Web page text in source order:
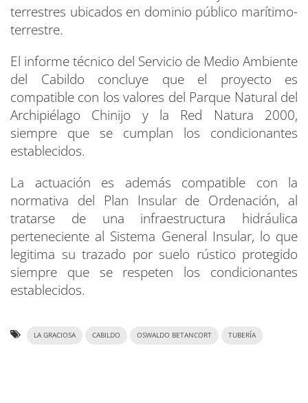
terrestres ubicados en dominio público marítimo-
terrestre.
El informe técnico del Servicio de Medio Ambiente
del Cabildo concluye que el proyecto es
compatible con los valores del Parque Natural del
Archipiélago Chinijo y la Red Natura 2000,
siempre que se cumplan los condicionantes
establecidos.
La actuación es además compatible con la
normativa del Plan Insular de Ordenación, al
tratarse de una infraestructura hidráulica
perteneciente al Sistema General Insular, lo que
legitima su trazado por suelo rústico protegido
siempre que se respeten los condicionantes
establecidos.
LA GRACIOSA CABILDO OSWALDO BETANCORT TUBERÍA